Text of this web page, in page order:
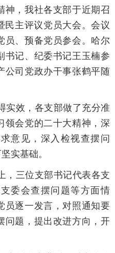
神，我社各支部于近期召
民主评议党员大会。会议
员、预备党员参会。哈尔
书记、纪委书记王玉楠参
公司党政办干事张鹤平随
效，各支部做了充分准
领会党的二十大精神，深
意见，深入检视查摆问
实基础。
三位支部书记代表各支
委会查摆问题等方面情
员逐一发言，对照通知要
问题，提出改进方向，开